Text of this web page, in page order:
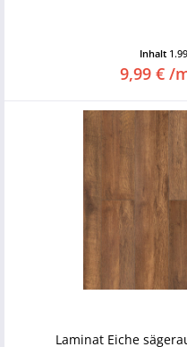
Inhalt
9,99 € /
Laminat Eiche